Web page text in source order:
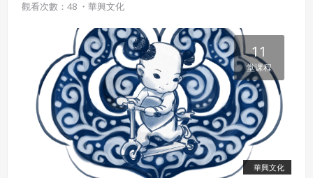
觀看次數：48 ・ 華興文化
華興文化
11
堂课程